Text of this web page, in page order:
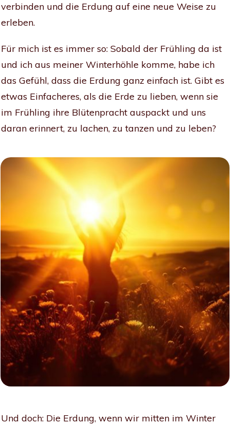
verbinden und die Erdung auf eine neue Weise zu
erleben.
Für mich ist es immer so: Sobald der Frühling da ist
und ich aus meiner Winterhöhle komme, habe ich
das Gefühl, dass die Erdung ganz einfach ist. Gibt es
etwas Einfacheres, als die Erde zu lieben, wenn sie
im Frühling ihre Blütenpracht auspackt und uns
daran erinnert, zu lachen, zu tanzen und zu leben?
Und doch: Die Erdung, wenn wir mitten im Winter